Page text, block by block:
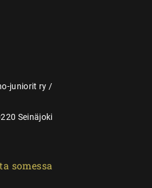
juniorit ry /
Seinäjoki
somessa